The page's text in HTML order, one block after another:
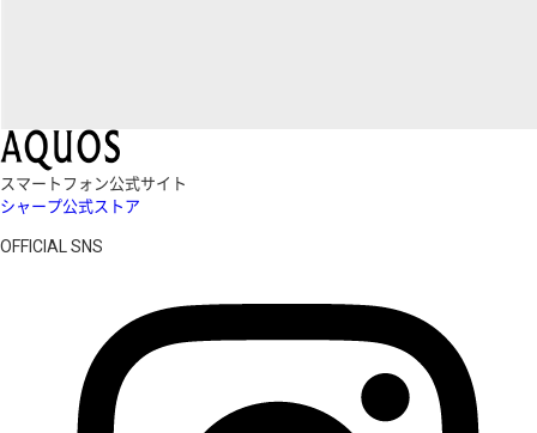
スマートフォン公式サイト
シャープ公式ストア
OFFICIAL SNS